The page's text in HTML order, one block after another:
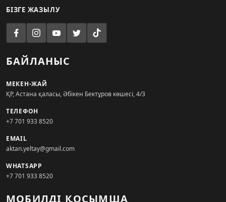
БІЗГЕ ЖАЗЫЛУ
БАЙЛАНЫС
МЕКЕН-ЖАЙ
ҚР, Астана қаласы, Әбікен Бектұров көшесі, 4/3
ТЕЛЕФОН
+7 701 933 8520
EMAIL
aktan.yeltay@gmail.com
WHATSAPP
+7 701 933 8520
МОБИЛДІ ҚОСЫМША